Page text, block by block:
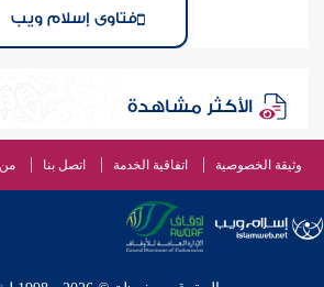
فتاوى إسلام ويب
الأكثر مشاهدة
وثيقة الخصوصية اتفاقية الخدمة اتصل بنا